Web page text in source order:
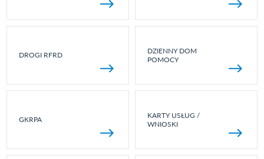
DROGI RFRD
DZIENNY DOM
POMOCY
GKRPA
KARTY USŁUG /
WNIOSKI